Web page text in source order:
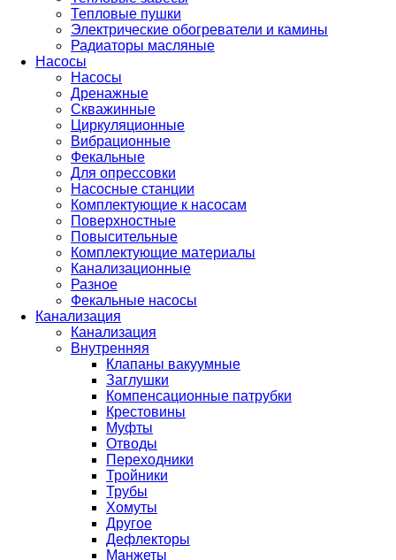
Тепловые пушки
Электрические обогреватели и камины
Радиаторы масляные
Насосы
Насосы
Дренажные
Скважинные
Циркуляционные
Вибрационные
Фекальные
Для опрессовки
Насосные станции
Комплектующие к насосам
Поверхностные
Повысительные
Комплектующие материалы
Канализационные
Разное
Фекальные насосы
Канализация
Канализация
Внутренняя
Клапаны вакуумные
Заглушки
Компенсационные патрубки
Крестовины
Муфты
Отводы
Переходники
Тройники
Трубы
Хомуты
Другое
Дефлекторы
Манжеты